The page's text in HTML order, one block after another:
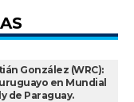
González (WRC):
en Mundial
de Paraguay.